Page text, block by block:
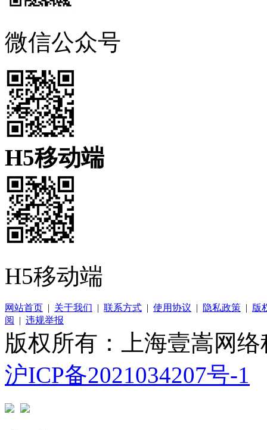
微信公众号
H5移动端
H5移动端
网站首页 关于我们 联系方式 使用协议 隐私政策
版
阅
违规举报
版权所有：上海壹嵩网
沪ICP备2021034207号-1